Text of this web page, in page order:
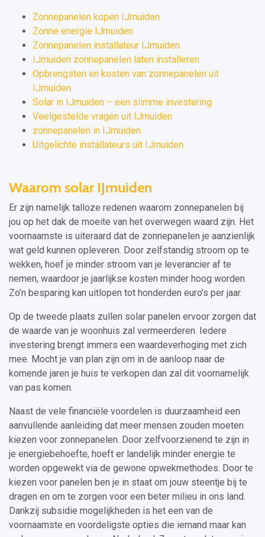
Zonnepanelen kopen IJmuiden
Zonne energie IJmuiden
Zonnepanelen installateur IJmuiden
IJmuiden zonnepanelen laten installeren
Opbrengsten en kosten van zonnepanelen uit
IJmuiden
Solar in IJmuiden – een slimme investering
Veelgestelde vragen uit IJmuiden
zonnepanelen in IJmuiden
Uitgelichte installateurs uit IJmuiden
Waarom solar IJmuiden
Er zijn namelijk talloze redenen waarom zonnepanelen bij
jou op het dak de moeite van het overwegen waard zijn. Het
voornaamste is uiteraard dat de zonnepanelen je aanzienlijk
wat geld kunnen opleveren. Door zelfstandig stroom op te
wekken, hoef je minder stroom van je leverancier af te
nemen, waardoor je jaarlijkse kosten minder hoog worden.
Zo’n besparing kan uitlopen tot honderden euro’s per jaar.
Op de tweede plaats zullen solar panelen ervoor zorgen dat
de waarde van je woonhuis zal vermeerderen. Iedere
investering brengt immers een waardeverhoging met zich
mee. Mocht je van plan zijn om in de aanloop naar de
komende jaren je huis te verkopen dan zal dit voornamelijk
van pas komen.
Naast de vele financiële voordelen is duurzaamheid een
aanvullende aanleiding dat meer mensen zouden moeten
kiezen voor zonnepanelen. Door zelfvoorzienend te zijn in
je energiebehoefte, hoeft er landelijk minder energie te
worden opgewekt via de gewone opwekmethodes. Door te
kiezen voor panelen ben je in staat om jouw steentje bij te
dragen en om te zorgen voor een beter milieu in ons land.
Dankzij subsidie mogelijkheden is het een van de
voornaamste en voordeligste opties die iemand maar kan